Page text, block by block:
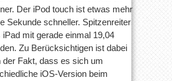
Der iPod touch ist etwas mehr
Sekunde schneller. Spitzenreiter
iPad mit gerade einmal 19,04
Zu Berücksichtigen ist dabei
der Fakt, dass es sich um
iOS-Version beim